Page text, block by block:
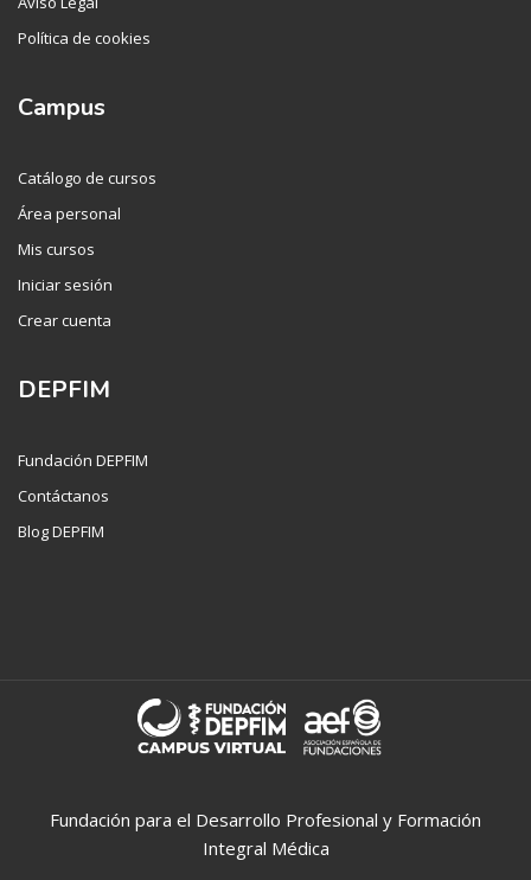
Política de cookies
Campus
Catálogo de cursos
Área personal
Mis cursos
Iniciar sesión
Crear cuenta
DEPFIM
Fundación DEPFIM
Contáctanos
Blog DEPFIM
Fundación para el Desarrollo Profesional y Formación
Integral Médica